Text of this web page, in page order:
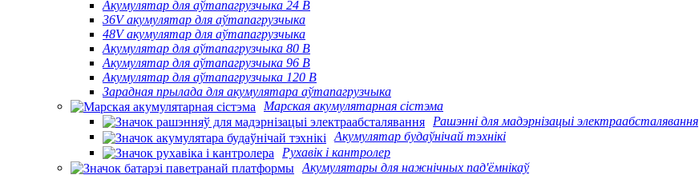
Акумулятар для аўтапагрузчыка 24 В
36V акумулятар для аўтапагрузчыка
48V акумулятар для аўтапагрузчыка
Акумулятар для аўтапагрузчыка 80 В
Акумулятар для аўтапагрузчыка 96 В
Акумулятар для аўтапагрузчыка 120 В
Зарадная прылада для акумулятара аўтапагрузчыка
Марская акумулятарная сістэма
Рашэнні для мадэрнізацыі электраабсталявання
Акумулятар будаўнічай тэхнікі
Рухавік і кантролер
Акумулятары для нажнічных пад'ёмнікаў